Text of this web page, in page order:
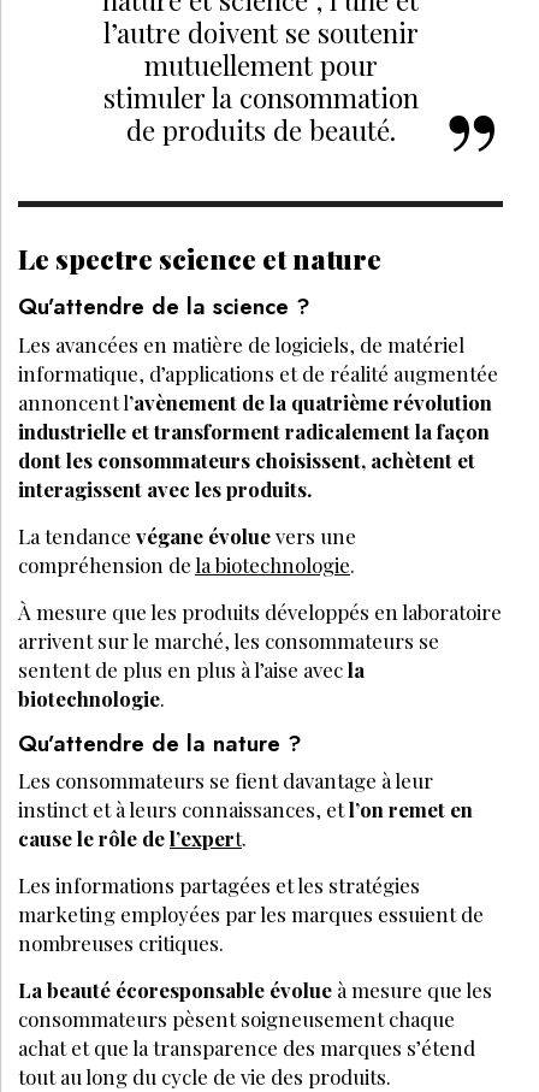
l’autre doivent se soutenir
mutuellement pour
stimuler la consommation
de produits de beauté.
Le spectre science et nature
Qu’attendre de la science ?
Les avancées en matière de logiciels, de matériel
informatique, d’applications et de réalité augmentée
annoncent l’avènement de la quatrième révolution
industrielle et transforment radicalement la façon
dont les consommateurs choisissent, achètent et
interagissent avec les produits.
La tendance végane évoluevers une
compréhension de la biotechnologie.
À mesure que les produits développés en laboratoire
arrivent sur le marché, les consommateurs se
sentent de plus en plus à l’aise avecla
biotechnologie.
Qu’attendre de la nature ?
Les consommateurs se fient davantage à leur
instinct et à leurs connaissances, etl’on remet en
cause le rôle del’expert.
Les informations partagées et les stratégies
marketing employées par les marques essuient de
nombreuses critiques.
La beauté écoresponsable évolue à mesure que les
consommateurs pèsent soigneusement chaque
achat et que la transparence des marques s’étend
tout au long du cycle de vie des produits.